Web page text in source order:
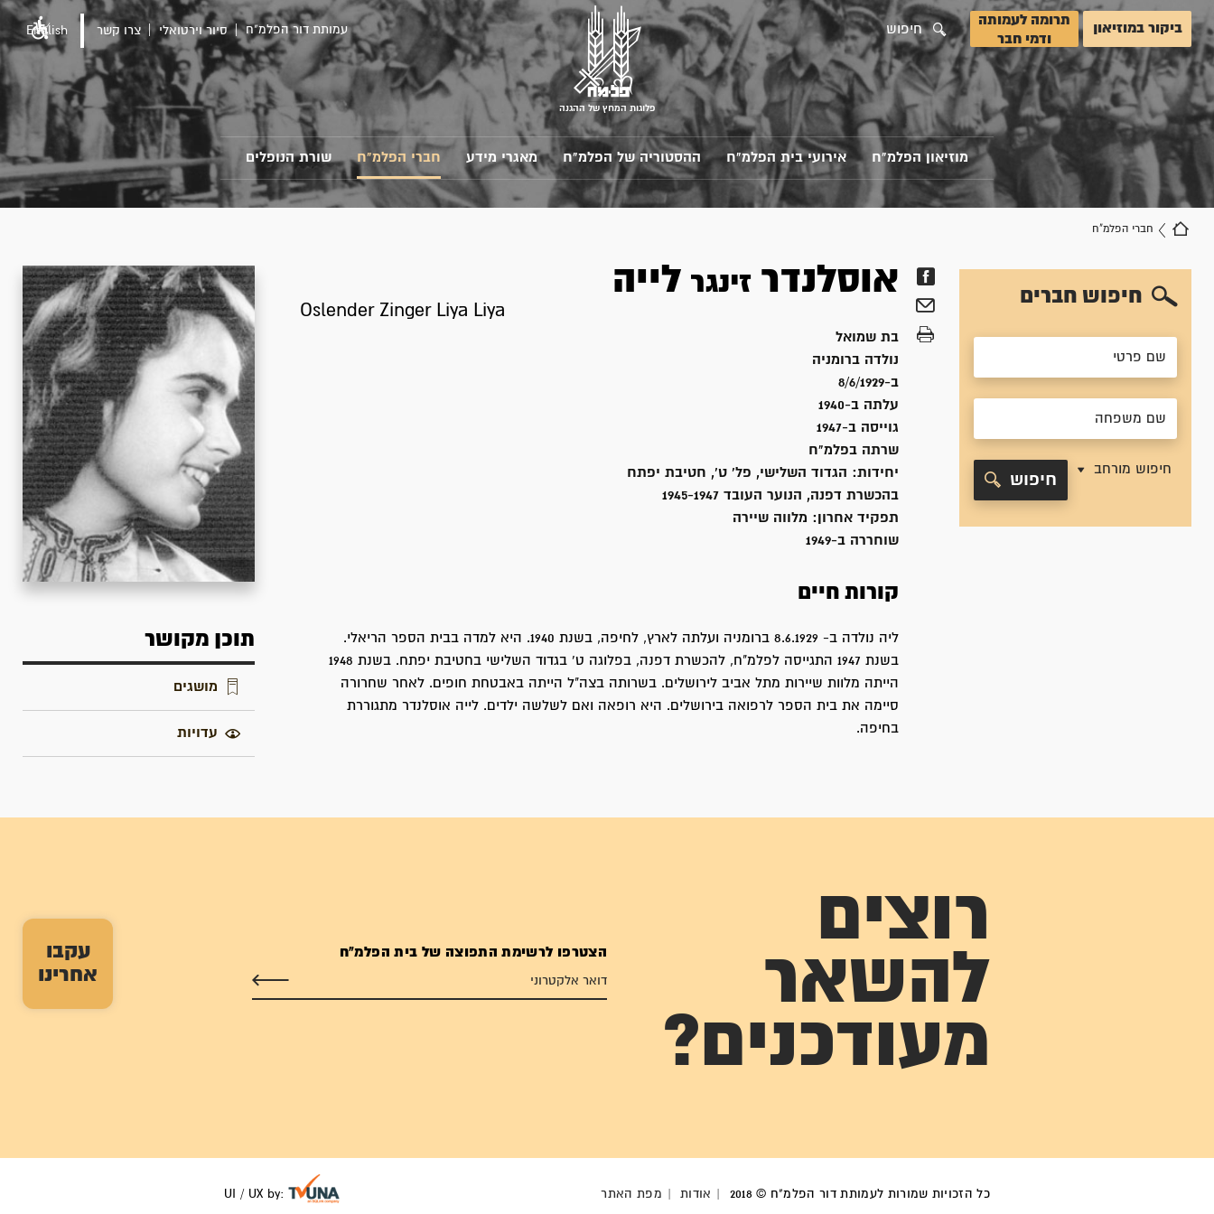
עקבו
אחרינו
ביקור במוזיאון
תרומה לעמותה
ודמי חבר
חיפוש
פלוגות המחץ של ההגנה
עמותת דור הפלמ"ח סיור וירטואלי צרו קשר English
מוזיאון הפלמ"ח אירועי בית הפלמ"ח ההסטוריה של הפלמ"ח מאגרי מידע חברי הפלמ"ח שורת הנופלים
חברי הפלמ"ח
חיפוש חברים
חיפוש מורחב
חיפוש
אוסלנדר זינגר לייה
Oslender Zinger Liya Liya
בת שמואל
נולדה ברומניה
ב-8/6/1929
עלתה ב-1940
גוייסה ב-1947
שרתה בפלמ"ח
יחידות: הגדוד השלישי, פל' ט', חטיבת יפתח
בהכשרת דפנה, הנוער העובד 1945-1947
תפקיד אחרון: מלווה שיירה
שוחררה ב-1949
קורות חיים
ליה נולדה ב- 8.6.1929 ברומניה ועלתה לארץ, לחיפה, בשנת 1940. היא למדה בבית הספר הריאלי.
בשנת 1947 התגייסה לפלמ"ח, להכשרת דפנה, בפלוגה ט' בגדוד השלישי בחטיבת יפתח. בשנת 1948
הייתה מלוות שיירות מתל אביב לירושלים. בשרותה בצה"ל הייתה באבטחת חופים. לאחר שחרורה
סיימה את בית הספר לרפואה בירושלים. היא רופאה ואם לשלשה ילדים. לייה אוסלנדר מתגוררת
בחיפה.
תוכן מקושר
מושגים
עדויות
רוצים
להשאר
מעודכנים?
הצטרפו לרשימת התפוצה של בית הפלמ"ח
כל הזכויות שמורות לעמותת דור הפלמ"ח © 2018 אודות מפת האתר UI / UX by: